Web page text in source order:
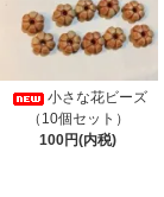
小さな花ビーズ
（10個セット）
100円(内税)